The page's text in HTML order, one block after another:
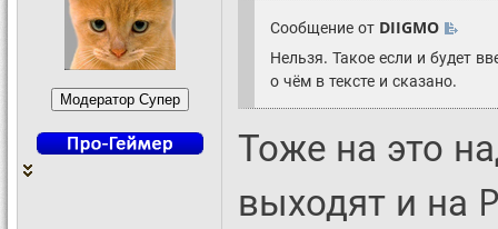
Сообщение от DIIGMO
Нельзя. Такое если и будет
о чём в тексте и сказано.
Тоже на это
выходят и на